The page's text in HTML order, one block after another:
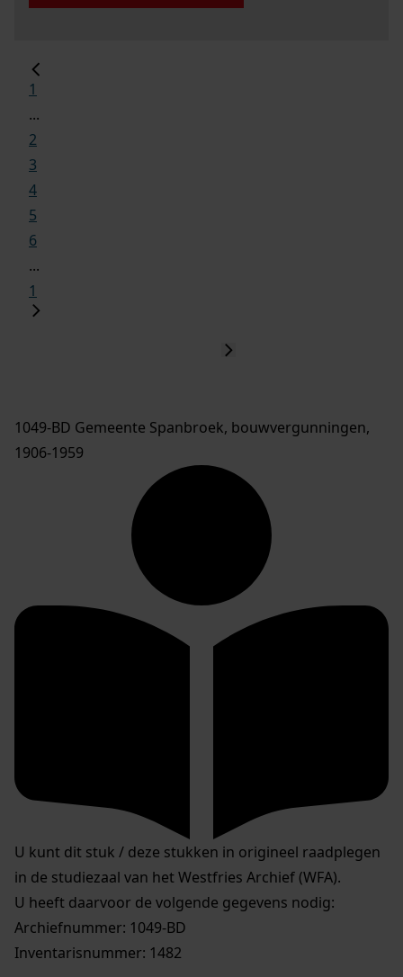
1
...
2
3
4
5
6
...
1
1049-BD Gemeente Spanbroek, bouwvergunningen,
1906-1959
U kunt dit stuk / deze stukken in origineel raadplegen
in de studiezaal van het Westfries Archief (WFA).
U heeft daarvoor de volgende gegevens nodig:
Archiefnummer: 1049-BD
Inventarisnummer: 1482